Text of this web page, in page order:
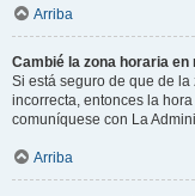
Arriba
Cambié la zona horaria
Si está seguro de que de
incorrecta, entonces la
comuníquese con La
Arriba